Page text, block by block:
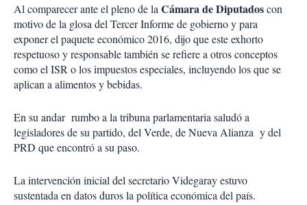
Al comparecer ante el pleno de la Cámara de Diputadoscon
motivo de la glosa del Tercer Informe de gobierno y para
exponer el paquete económico 2016, dijo que este exhorto
respetuoso y responsable también se refiere a otros conceptos
como el ISR o los impuestos especiales, incluyendo los que se
aplican a alimentos y bebidas.
En su andar rumbo a la tribuna parlamentaria saludó a
legisladores de su partido, del Verde, de Nueva Alianza y del
PRD que encontró a su paso.
La intervención inicial del secretario Videgaray estuvo
sustentada en datos duros la política económica del país.